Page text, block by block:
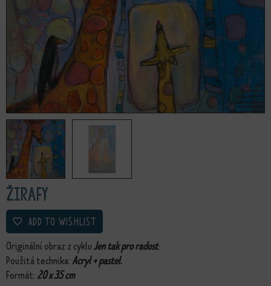
Žirafy
ADD TO WISHLIST
Originální obraz z cykluJen tak pro radost.
Použitá technika: Acryl + pastel.
Formát: 20 x 35 cm